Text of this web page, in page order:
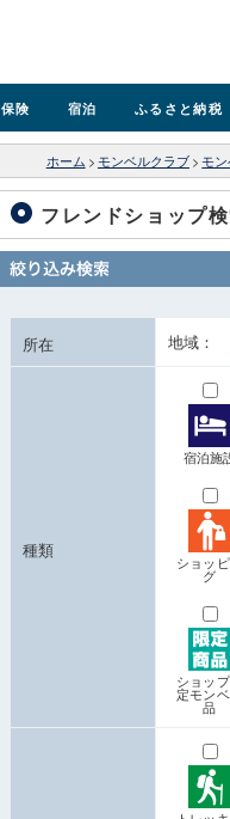
保険 宿泊 ふるさと納税
ホーム > モンベルクラブ > モ
フレンドショップ
所在 地域：
種類
宿泊施
ショッ
グ
ショッ
定モン
品